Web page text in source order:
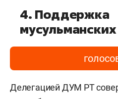
4. Поддержка
Делегацией ДУМ РТ